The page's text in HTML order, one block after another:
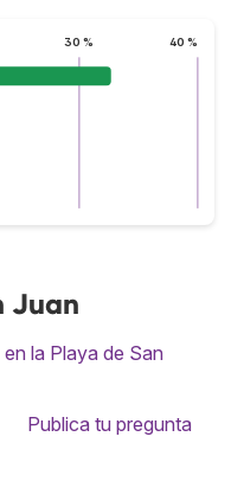
30 % 40 %
Juan
la Playa de San
Publica tu pregunta